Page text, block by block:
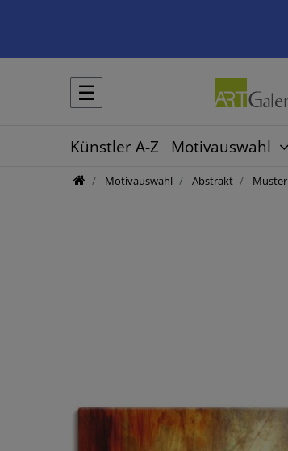
☰
Künstler A-Z Motivauswahl
Motivauswahl Abstrakt Muster